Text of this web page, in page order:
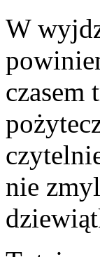
W
czasem
nie